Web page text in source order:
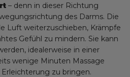
– denn in dieser Richtung
des Darms. Die
Luft weiterzuschieben, Krämpfe
Gefühl zu mindern. Sie kann
idealerweise in einer
wenige Minuten Massage
zu bringen.